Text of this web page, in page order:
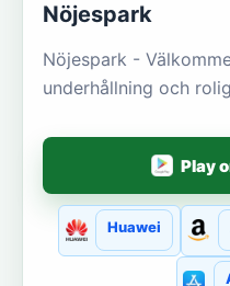
Nöjespark
Nöjespark -
underhållning och
Play
Huawei